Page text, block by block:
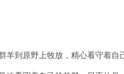
到原野上牧放，精心看守着自